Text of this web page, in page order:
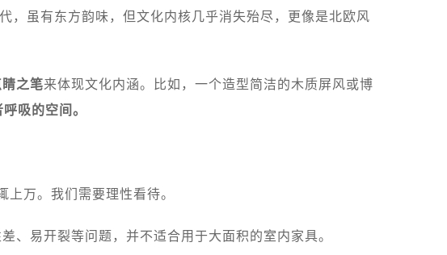
，虽有东方韵味，但文化内核几乎消失殆尽，更像是北欧风
之笔来体现文化内涵。比如，一个造型简洁的木质屏风或博
吸的空间。
上万。我们需要理性看待。
、易开裂等问题，并不适合用于大面积的室内家具。